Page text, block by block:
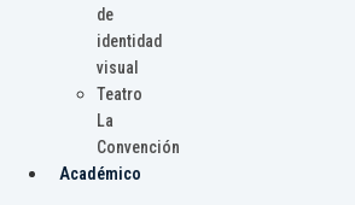
de
identidad
visual
Teatro
La
Convención
Académico